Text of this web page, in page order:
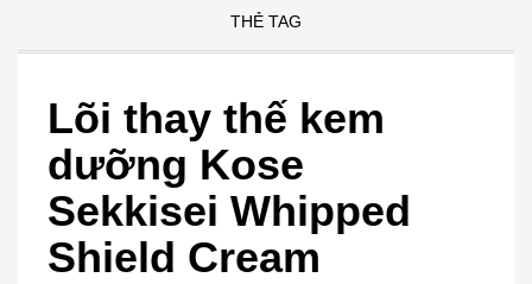
THẺ TAG
Lõi thay thế kem
dưỡng Kose
Sekkisei Whipped
Shield Cream